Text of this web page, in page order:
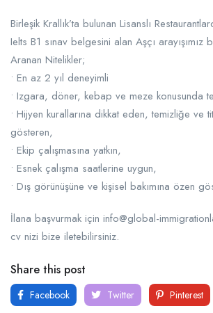
Birleşik Krallık’ta bulunan Lisanslı
Ielts B1 sınav belgesini alan Aşçı arayışımız
Aranan Nitelikler;
• En az 2 yıl deneyimli
• Izgara, döner, kebap ve meze konusunda
• Hijyen kurallarına dikkat eden, temizliğe ve
gösteren,
• Ekip çalışmasına yatkın,
• Esnek çalışma saatlerine uygun,
• Dış görünüşüne ve kişisel bakımına özen
İlana başvurmak için info@global-
cv nizi bize iletebilirsiniz.
Share this post
Facebook Twitter Pinterest